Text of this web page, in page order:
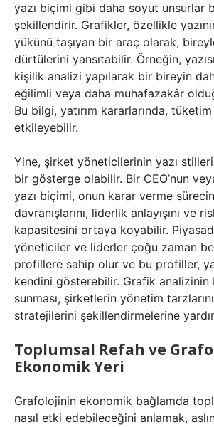
yazı biçimi gibi daha soyut unsurlar
şekillendirir. Grafikler, özellikle
yükünü taşıyan bir araç olarak,
dürtülerini yansıtabilir. Örneğin,
kişilik analizi yapılarak bir bireyin
eğilimli veya daha muhafazakâr
Bu bilgi, yatırım kararlarında,
etkileyebilir.
Yine, şirket yöneticilerinin yazı
bir gösterge olabilir. Bir CEO’nun
yazı biçimi, onun karar verme
davranışlarını, liderlik anlayışını ve
kapasitesini ortaya koyabilir.
yöneticiler ve liderler çoğu zaman
profillere sahip olur ve bu profiller,
kendini gösterebilir. Grafik
sunması, şirketlerin yönetim
stratejilerini şekillendirmelerine
Toplumsal Refah ve
Ekonomik Yeri
Grafolojinin ekonomik bağlamda
nasıl etki edebileceğini anlamak,